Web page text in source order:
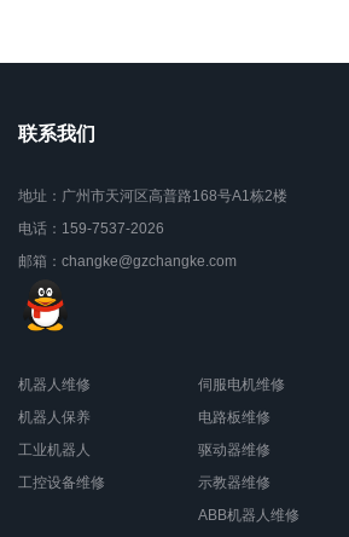
联系我们
地址：广州市天河区高普路168号A1栋2楼
电话：159-7537-2026
邮箱：changke@gzchangke.com
机器人维修
机器人保养
工业机器人
工控设备维修
伺服电机维修
电路板维修
驱动器维修
示教器维修
ABB机器人维修